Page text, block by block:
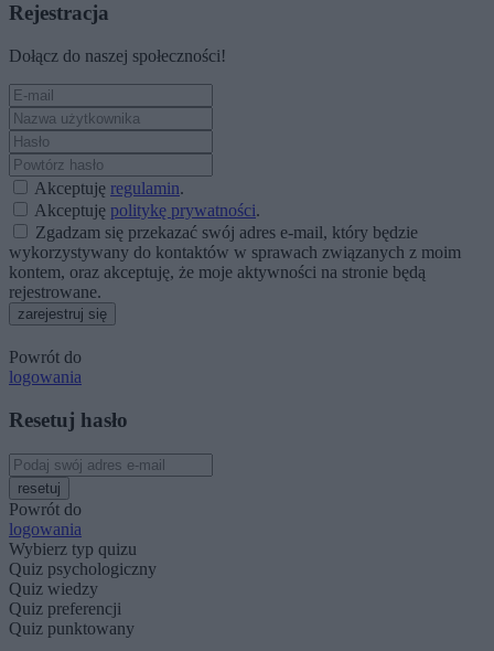
Rejestracja
Dołącz do naszej społeczności!
Akceptuję regulamin.
Akceptuję politykę prywatności.
Zgadzam się przekazać swój adres e-mail, który będzie
wykorzystywany do kontaktów w sprawach związanych z moim
kontem, oraz akceptuję, że moje aktywności na stronie będą
rejestrowane.
zarejestruj się
Powrót do
logowania
Resetuj hasło
resetuj
Powrót do
logowania
Wybierz typ quizu
Quiz psychologiczny
Quiz wiedzy
Quiz preferencji
Quiz punktowany